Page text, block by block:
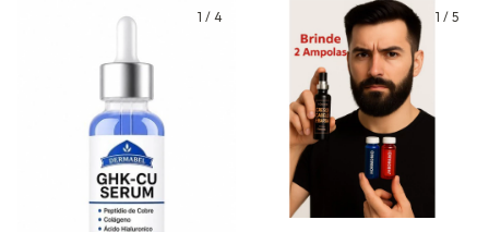
1 / 4 1 / 5